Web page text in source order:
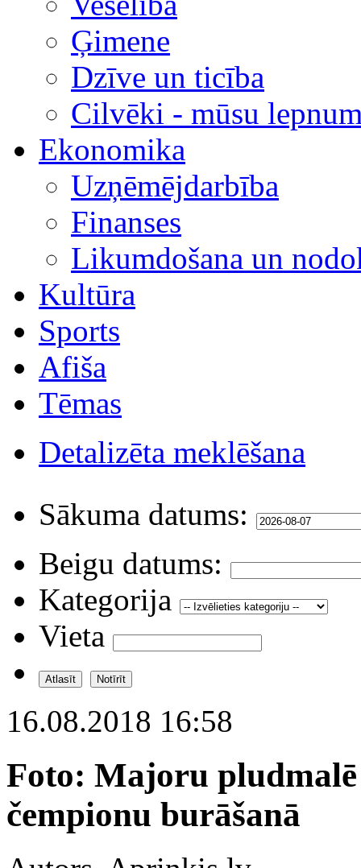
Ģimene
Dzīve un ticība
Cilvēki - mūsu
Ekonomika
Uzņēmējdarbība
Finanses
Likumdošana un
Kultūra
Sports
Afiša
Tēmas
Detalizēta meklēšana
Sākuma datums:
Beigu datums:
Kategorija
Vieta
16.08.2018 16:58
Foto: Majoru pludmalē
čempionu burāšanā